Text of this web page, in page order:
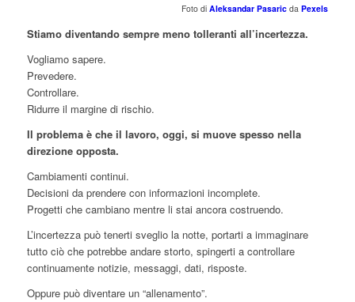
Foto diAleksandar Pasaric daPexels
Stiamo diventando sempre meno tolleranti all’incertezza.
Vogliamo sapere.
Prevedere.
Controllare.
Ridurre il margine di rischio.
Il problema è che il lavoro, oggi, si muove spesso nella
direzione opposta.
Cambiamenti continui.
Decisioni da prendere con informazioni incomplete.
Progetti che cambiano mentre li stai ancora costruendo.
L’incertezza può tenerti sveglio la notte, portarti a immaginare
tutto ciò che potrebbe andare storto, spingerti a controllare
continuamente notizie, messaggi, dati, risposte.
Oppure può diventare un “allenamento”.